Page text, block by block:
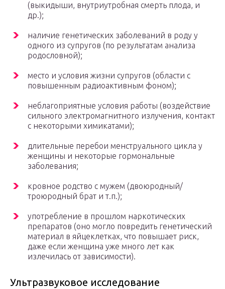
(выкидыши, внутриутробная смерть плода, и
др.);
наличие генетических заболеваний в роду у
одного из супругов (по результатам анализа
родословной);
место и условия жизни супругов (области с
повышенным радиоактивным фоном);
неблагоприятные условия работы (воздействие
сильного электромагнитного излучения, контакт
с некоторыми химикатами);
длительные перебои менструального цикла у
женщины и некоторые гормональные
заболевания;
кровное родство с мужем (двоюродный/
троюродный брат и т.п.);
употребление в прошлом наркотических
препаратов (оно могло повредить генетический
материал в яйцеклетках, что повышает риск,
даже если женщина уже много лет как
излечилась от зависимости).
Ультразвуковое исследование